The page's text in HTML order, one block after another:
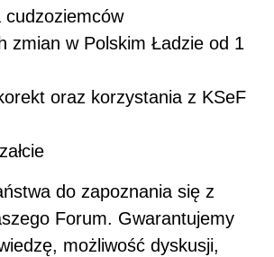
cudzoziemców
zmian w Polskim Ładzie od 1
oraz korzystania z KSeF
do zapoznania się z
Forum. Gwarantujemy
możliwość dyskusji,